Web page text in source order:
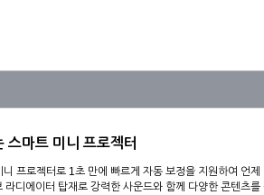
스마트 미니 프로젝터
프로젝터로 1초 만에 빠르게 자동 보정을 지원하여 언
디에이터 탑재로 강력한 사운드와 함께 다양한 콘텐츠를